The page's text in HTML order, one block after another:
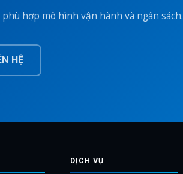
hợp mô hình vận hành và ngân sách.
HỆ
DỊCH VỤ